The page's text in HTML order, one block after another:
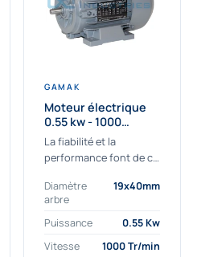
GAMAK
Moteur électrique
0.55 kw - 1000
Tr/min - 230/400V -
IE2
La fiabilité et la
performance font de ce
0.55kw un
indispensable de votre
production. Ce moteur
être alimenté...
Diamètre
arbre
19x40mm
Puissance
0.55 Kw
Vitesse
1000 Tr/min